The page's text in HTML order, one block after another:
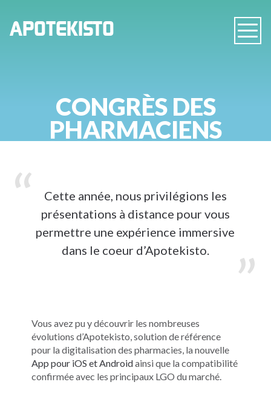
APOTEKISTO
CONGRÈS DES
PHARMACIENS
Cette année, nous privilégions les
présentations à distance pour vous
permettre une expérience immersive
dans le coeur d’Apotekisto.
Vous avez pu y découvrir les nombreuses
évolutions d’Apotekisto, solution de référence
pour la digitalisation des pharmacies, la nouvelle
App pour iOS et Androidainsi que la compatibilité
confirmée avec les principaux LGO du marché.